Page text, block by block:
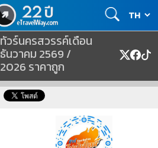
ทัวร์นครสวรรค์เดือน
ธันวาคม 2569 /
2026 ราคาถูก